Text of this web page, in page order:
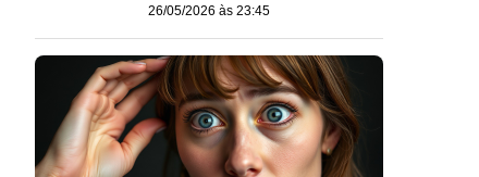
26/05/2026 às 23:45